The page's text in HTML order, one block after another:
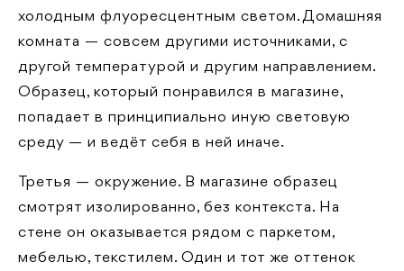
холодным флуоресцентным светом. Домашняя
комната — совсем другими источниками, с
другой температурой и другим направлением.
Образец, который понравился в магазине,
попадает в принципиально иную световую
среду — и ведёт себя в ней иначе.
Третья — окружение. В магазине образец
смотрят изолированно, без контекста. На
стене он оказывается рядом с паркетом,
мебелью, текстилем. Один и тот же оттенок